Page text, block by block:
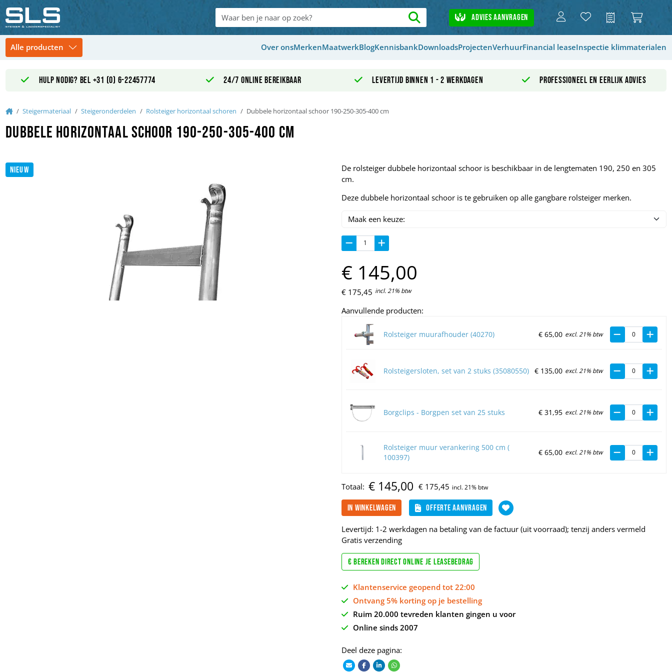
Offerte
Advies aanvragen
Over onsMerkenMaatwerkBlogKennisbankDownloadsProjectenVerhuurFinancial leaseInspectie klimmaterialen
Hulp nodig? Bel +31 (0) 6-22457774 24/7 online bereikbaar Levertijd binnen 1 - 2 werkdagen Professioneel en eerlijk advies
HomeSteigermateriaal Steigeronderdelen Rolsteiger horizontaal schoren Dubbele horizontaal schoor 190-250-305-400 cm
Dubbele horizontaal schoor 190-250-305-400 cm
NIEUW
De rolsteiger dubbele horizontaal schoor is beschikbaar in de lengtematen 190, 250 en 305
cm.
Deze dubbele horizontaal schoor is te gebruiken op alle gangbare rolsteiger merken.
€ 175,45 incl. 21% btw
€ 145,00
Aanvullende producten:
Rolsteiger muurafhouder (40270) € 65,00 excl. 21% btw
Rolsteigersloten, set van 2 stuks (35080550) € 135,00 excl. 21% btw
Borgclips - Borgpen set van 25 stuks € 31,95 excl. 21% btw
Rolsteiger muur verankering 500 cm (
100397)
€ 65,00 excl. 21% btw
Totaal: € 175,45
€ 145,00
In winkelwagen Offerte aanvragen
Levertijd: 1-2 werkdagen na betaling van de factuur (uit voorraad); tenzij anders vermeld
Gratis verzending
€ Bereken direct online je leasebedrag
Klantenservice geopend tot 22:00
Ontvang 5% korting op je bestelling
Ruim 20.000 tevreden klanten gingen u voor
Online sinds 2007
Deel deze pagina: